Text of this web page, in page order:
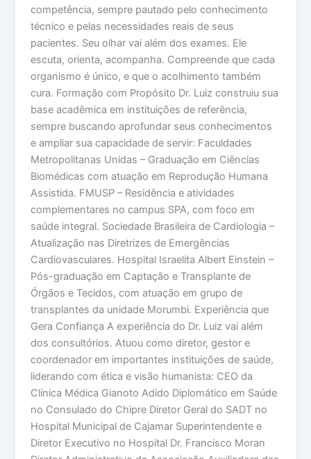
competência, sempre pautado pelo conhecimento
técnico e pelas necessidades reais de seus
pacientes. Seu olhar vai além dos exames. Ele
escuta, orienta, acompanha. Compreende que cada
organismo é único, e que o acolhimento também
cura. Formação com Propósito Dr. Luiz construiu sua
base acadêmica em instituições de referência,
sempre buscando aprofundar seus conhecimentos
e ampliar sua capacidade de servir: Faculdades
Metropolitanas Unidas – Graduação em Ciências
Biomédicas com atuação em Reprodução Humana
Assistida. FMUSP – Residência e atividades
complementares no campus SPA, com foco em
saúde integral. Sociedade Brasileira de Cardiologia –
Atualização nas Diretrizes de Emergências
Cardiovasculares. Hospital Israelita Albert Einstein –
Pós-graduação em Captação e Transplante de
Órgãos e Tecidos, com atuação em grupo de
transplantes da unidade Morumbi. Experiência que
Gera Confiança A experiência do Dr. Luiz vai além
dos consultórios. Atuou como diretor, gestor e
coordenador em importantes instituições de saúde,
liderando com ética e visão humanista: CEO da
Clínica Médica Gianoto Adido Diplomático em Saúde
no Consulado do Chipre Diretor Geral do SADT no
Hospital Municipal de Cajamar Superintendente e
Diretor Executivo no Hospital Dr. Francisco Moran